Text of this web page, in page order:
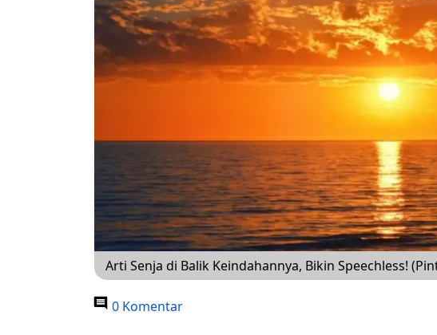
Arti Senja di Balik Keindahannya, Bikin Speechless!
0 Komentar